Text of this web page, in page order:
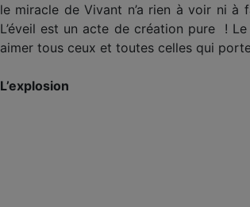
le miracle de Vivant n’a rien à voir ni à
L’éveil est un acte de création pure !
aimer tous ceux et toutes celles qui
L’explosion